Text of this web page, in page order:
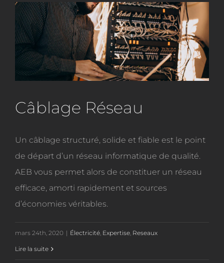
Câblage Réseau
Un câblage structuré, solide et fiable est le point
de départ d’un réseau informatique de qualité.
AEB vous permet alors de constituer un réseau
efficace, amorti rapidement et sources
d’économies véritables.
mars 24th, 2020 | Électricité, Expertise, Reseaux
Lire la suite